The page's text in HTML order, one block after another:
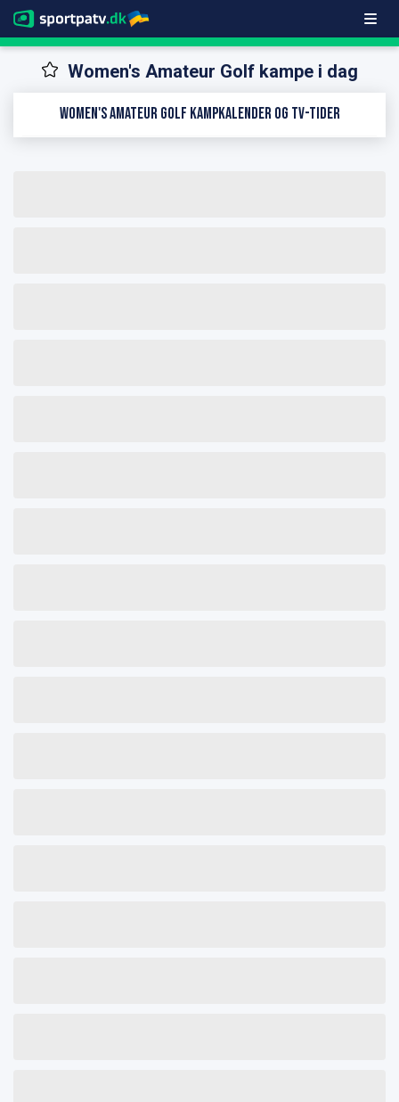
Women's Amateur Golf kampe i dag
Women's Amateur Golf kampkalender og TV-tider